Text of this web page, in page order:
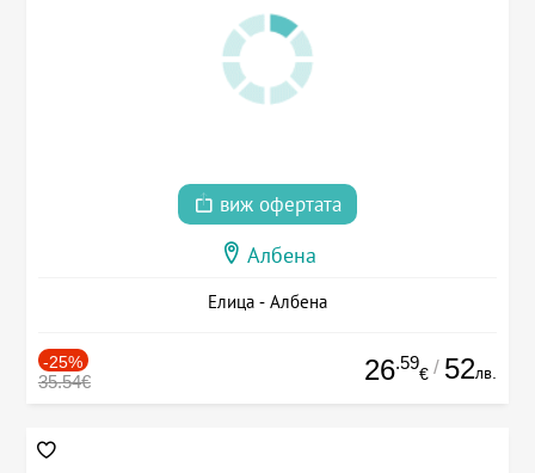
виж офертата
Албена
Елица - Албена
-25%
35.54€ 26.59
€ / 52лв.